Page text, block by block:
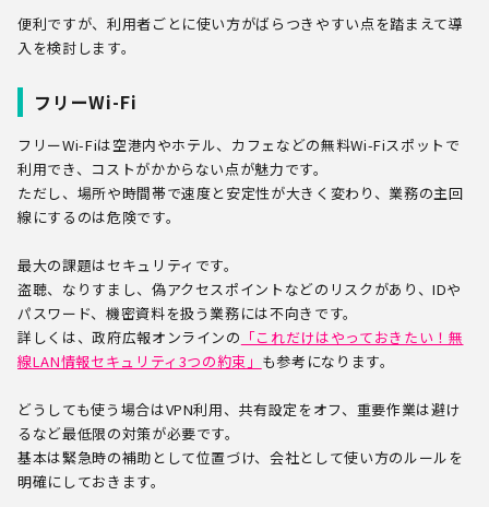
便利ですが、利用者ごとに使い方がばらつきやすい点を踏まえて導
入を検討します。
フリーWi-Fi
フリーWi-Fiは空港内やホテル、カフェなどの無料Wi-Fiスポットで
利用でき、コストがかからない点が魅力です。
ただし、場所や時間帯で速度と安定性が大きく変わり、業務の主回
線にするのは危険です。
最大の課題はセキュリティです。
盗聴、なりすまし、偽アクセスポイントなどのリスクがあり、IDや
パスワード、機密資料を扱う業務には不向きです。
詳しくは、政府広報オンラインの 「これだけはやっておきたい！無
線LAN情報セキュリティ3つの約束」 も参考になります。
どうしても使う場合はVPN利用、共有設定をオフ、重要作業は避け
るなど最低限の対策が必要です。
基本は緊急時の補助として位置づけ、会社として使い方のルールを
明確にしておきます。